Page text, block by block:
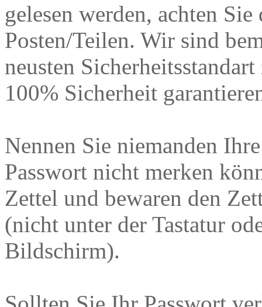
gelesen werden, achten
Posten/Teilen. Wir sind
neusten
100% Sicherheit
Nennen Sie niemanden
Passwort nicht merken
Zettel und bewaren den
(nicht unter der Tastatur
Bildschirm).